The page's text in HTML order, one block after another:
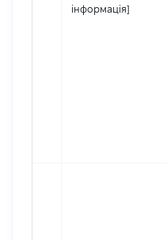
інформація]